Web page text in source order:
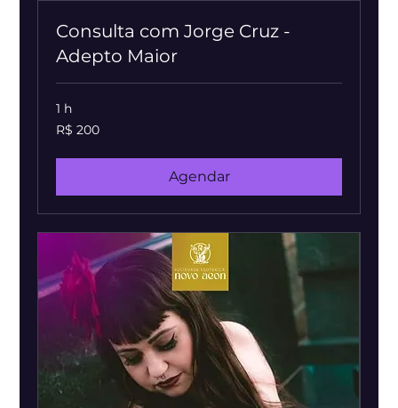
Consulta com Jorge Cruz -
Adepto Maior
1 h
200
Reais
R$ 200
Agendar